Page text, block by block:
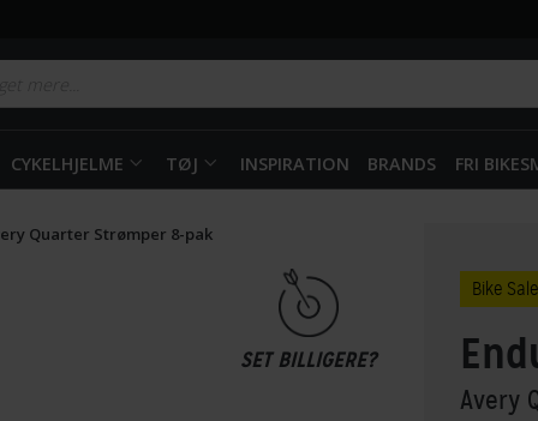
CYKELHJELME TØJ INSPIRATION BRANDS FRI
Quarter Strømper 8-pak
SET BILLIGERE?
Bike Sale
Avery